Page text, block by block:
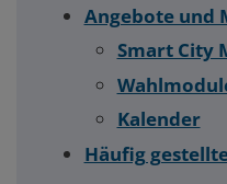
Angebote und
Smart City
Kalender
Häufig